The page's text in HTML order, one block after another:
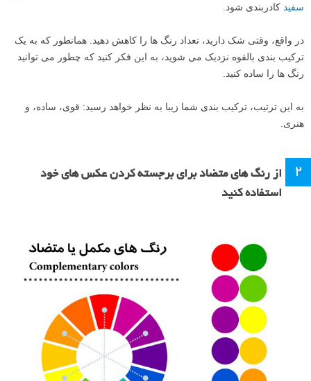
سفید کادربندی شود.
در واقع، وقتی شک دارید، تعداد رنگ ها را کاهش دهید. همانطور که به یک
ترکیب بندی بالقوه نزدیک می شوید، به این فکر کنید که چطور می توانید
رنگ ها را ساده کنید.
به این ترتیب، ترکیب بندی شما زیبا به نظر خواهد رسید: قوی، ساده، و
هنری.
۲
از رنگ های متضاد برای برجسته کردن عکس های خود
استفاده کنید